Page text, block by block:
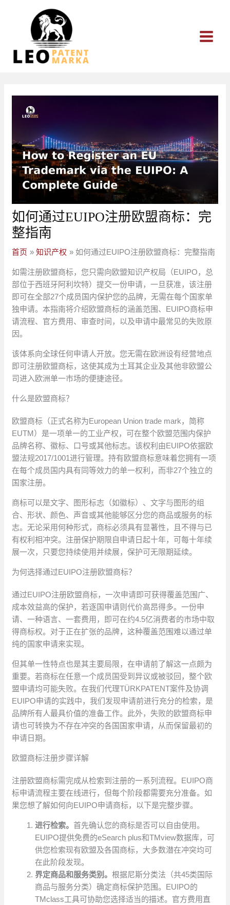
如何通过EUIPO注册欧盟商标：完
整指南
首页 知识产权 如何通过EUIPO注册欧盟商标：完整指南
如需注册欧盟商标，您只需向欧盟知识产权局（EUIPO，总
部位于西班牙阿利坎特）提交一份申请，一旦获准，该注册
即可在全部27个成员国内保护您的品牌，无需在每个国家单
独申请。本指南将介绍欧盟商标的涵盖范围、EUIPO商标申
请流程、官方费用、审查时间，以及申请中最常见的失败原
因。
该体系向全球任何申请人开放。您无需在欧洲设有经营地点
即可注册欧盟商标，这使其成为土耳其企业及其他非欧盟公
司进入欧洲单一市场的便捷途径。
什么是欧盟商标？
欧盟商标（正式名称为European Union trade mark，简称
EUTM）是一项单一的工业产权，可在整个欧盟范围内保护
品牌名称、徽标、口号或其他标志。该权利由EUIPO依据欧
盟法规2017/1001进行管理。持有欧盟商标意味着您拥有一项
在每个成员国内具有同等效力的单一权利，而非27个独立的
国家注册。
商标可以是文字、图形标志（如徽标）、文字与图形的组
合、形状、颜色、声音或其他能够区分您的商品或服务的标
志。无论采用何种形式，商标必须具有显著性，且不得与已
有权利相冲突。注册保护期限自申请日起十年，可每十年续
展一次，只要您持续使用并续展，保护可无限期延续。
为何选择通过EUIPO注册欧盟商标？
通过EUIPO注册欧盟商标，一次申请即可获得覆盖范围广、
成本效益高的保护，若逐国申请则代价高昂得多。一份申
请、一种语言、一套费用，即可在约4.5亿消费者的市场中取
得商标权。对于正在扩张的品牌，这种覆盖范围难以通过单
纯的国家申请来实现。
但其单一性特点也是其主要局限，在申请前了解这一点颇为
重要。若商标在任意一个成员国受到异议或被驳回，整个欧
盟申请均可能失败。在我们代理TÜRKPATENT案件及协调
EUIPO申请的实践中，我们发现申请前进行充分的检索，是
品牌所有人最具价值的准备工作。此外，失败的欧盟商标申
请也可转换为不存在冲突的各国国家申请，从而保留最初的
申请日期。
欧盟商标注册步骤详解
注册欧盟商标需完成从检索到注册的一系列流程。EUIPO商
标申请流程主要在线进行，但每个阶段都需要充分准备。如
果您想了解如何向EUIPO申请商标，以下是完整步骤。
进行检索。首先确认您的商标是否可以自由使用。
EUIPO提供免费的eSearch plus和TMview数据库，可
供您检索现有欧盟及各国商标，大多数潜在冲突均可
在此阶段发现。
界定商品和服务类别。根据尼斯分类法（共45类国际
商品与服务分类）确定商标保护范围。EUIPO的
TMclass工具可协助您选择适当的描述。官方费用直